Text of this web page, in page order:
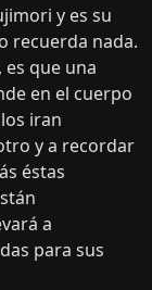
y es su
recuerda nada.
es que una
en el cuerpo
iran
y a recordar
éstas
a
para sus